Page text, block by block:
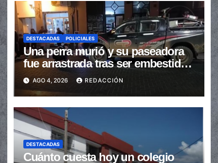
DESTACADAS POLICIALES
Una perra murió y su paseadora
fue arrastrada tras ser embestidas
en la senda peatonal
AGO 4, 2026 REDACCIÓN
DESTACADAS
Cuánto cuesta hoy un colegio